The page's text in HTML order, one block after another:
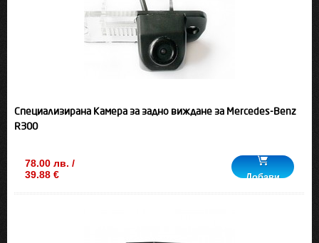
Специализирана Камера за задно виждане за Mercedes-Benz
R300
78.00 лв. /
39.88 €
Добави